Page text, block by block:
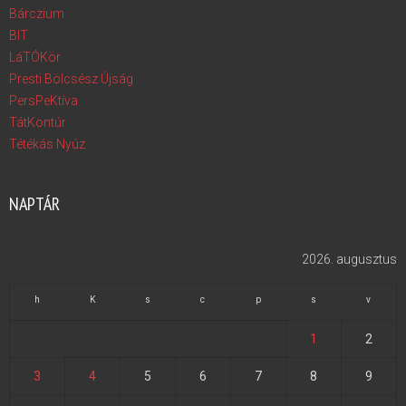
Bárczium
BIT
LáTÓKör
Presti Bölcsész Újság
PersPeKtíva
TátKontúr
Tétékás Nyúz
NAPTÁR
2026. augusztus
h K s c p s v
1 2
3 4 5 6 7 8 9